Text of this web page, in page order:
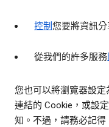
控制您要將資訊分
從我們的許多服務
您也可以將瀏覽器設
連結的 Cookie，或設
知。不過，請務必記